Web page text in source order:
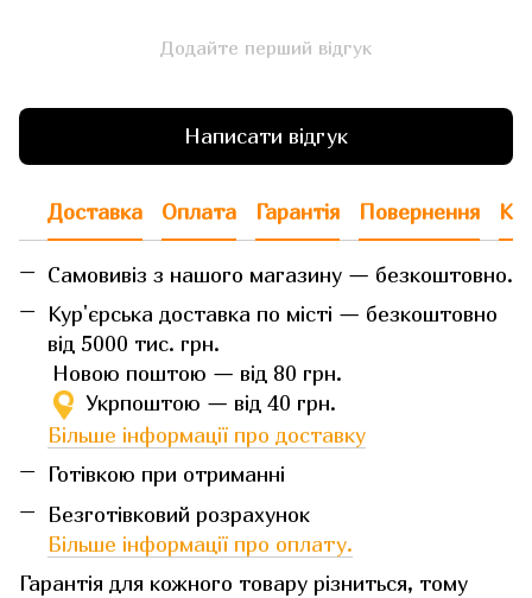
Додайте перший відгук
Написати відгук
Доставка Оплата Гарантія Повернення
Самовивіз з нашого магазину — безкоштовно.
Кур'єрська доставка по місті — безкоштовно
від 5000 тис. грн.
Новою поштою — від 80 грн.
Укрпоштою — від 40 грн.
Більше інформації про доставку
Готівкою при отриманні
Безготівковий розрахунок
Більше інформації про оплату.
Гарантія для кожного товару різниться, тому